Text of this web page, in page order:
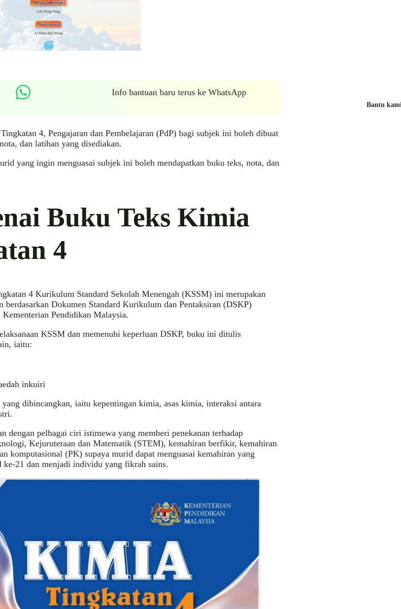
Info bantuan baru terus ke WhatsApp
4, Pengajaran dan Pembelajaran (PdP) bagi subjek ini boleh dibuat
dan latihan yang disediakan.
yang ingin menguasai subjek ini boleh mendapatkan buku teks, nota, dan
Buku Teks Kimia
4
4 Kurikulum Standard Sekolah Menengah (KSSM) ini merupakan
berdasarkan Dokumen Standard Kurikulum dan Pentaksiran (DSKP)
Pendidikan Malaysia.
KSSM dan memenuhi keperluan DSKP, buku ini ditulis
iaitu:
inkuiri
yang dibincangkan, iaitu kepentingan kimia, asas kimia, interaksi antara
dengan pelbagai ciri istimewa yang memberi penekanan terhadap
Kejuruteraan dan Matematik (STEM), kemahiran berfikir, kemahiran
komputasional (PK) supaya murid dapat menguasai kemahiran yang
ke-21 dan menjadi individu yang fikrah sains.
Bantu